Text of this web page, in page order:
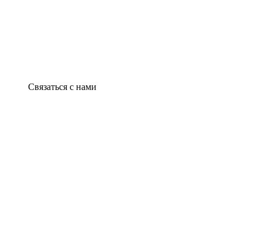
Связаться с нами